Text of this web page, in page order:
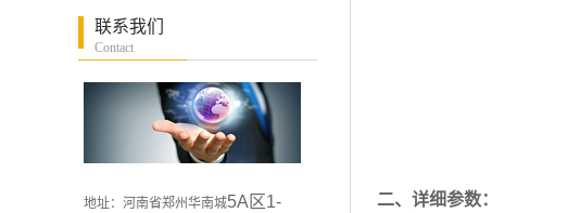
联系我们
Contact
地址：河南省郑州华南城5A区1-
二、 详细参数：